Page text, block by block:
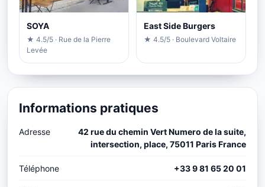
SOYA
★ 4.5/5 · Rue de la Pierre
Levée
East Side Burgers
★ 4.5/5 · Boulevard Voltaire
Informations pratiques
Adresse
42 rue du chemin Vert Numero de la suite,
intersection, place, 75011 Paris France
Téléphone +33 9 81 65 20 01